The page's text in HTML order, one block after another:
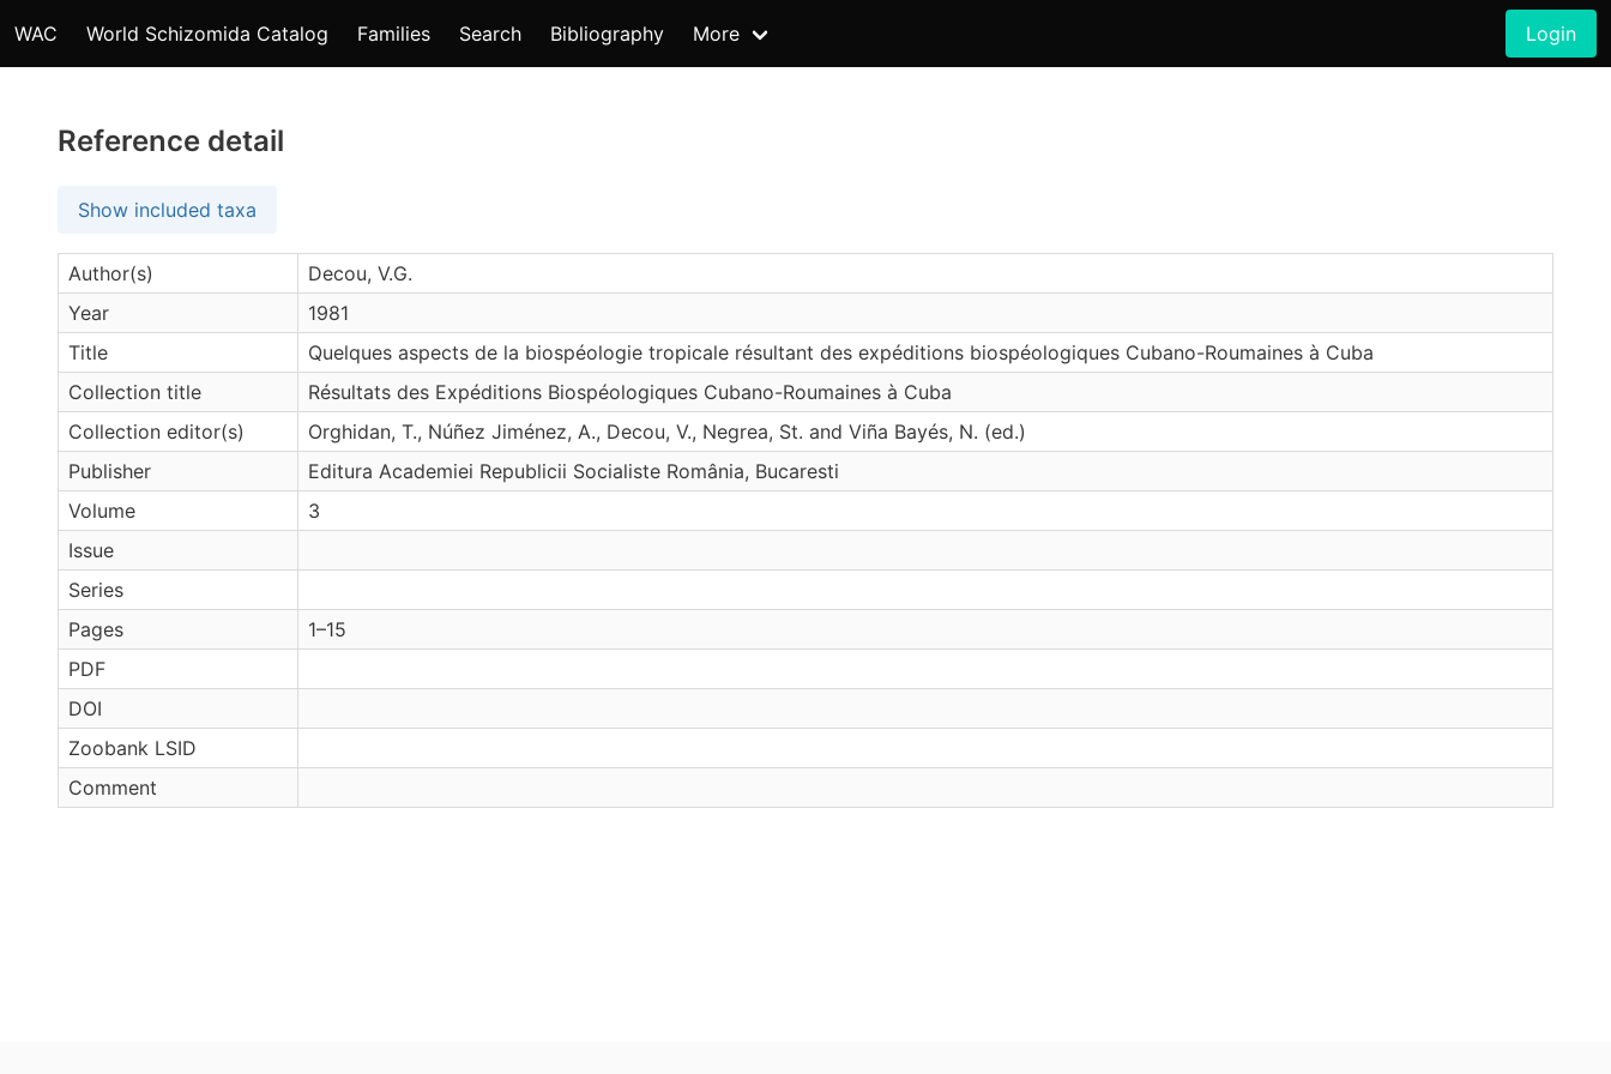
WAC World Schizomida Catalog Families Search Bibliography More Login
Reference detail
Show included taxa
Author(s)
Decou, V.G.
Year
1981
Title
Quelques aspects de la biospéologie tropicale résultant des expéditions biospéologiques Cubano-Roumaines à Cuba
Collection title
Résultats des Expéditions Biospéologiques Cubano-Roumaines à Cuba
Collection editor(s)
Orghidan, T., Núñez Jiménez, A., Decou, V., Negrea, St. and Viña Bayés, N. (ed.)
Publisher
Editura Academiei Republicii Socialiste România, Bucaresti
Volume
3
Issue
Series
Pages
1–15
PDF
DOI
Zoobank LSID
Comment